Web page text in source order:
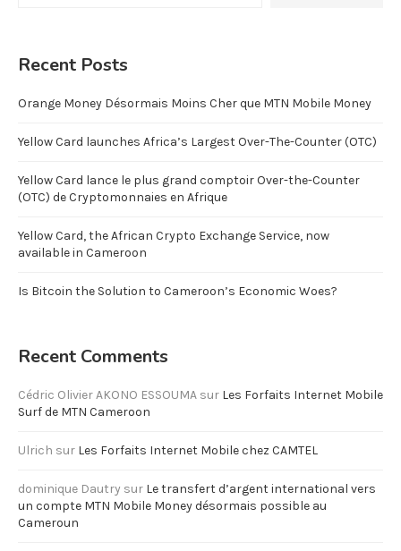
Recent Posts
Orange Money Désormais Moins Cher que MTN Mobile Money
Yellow Card launches Africa’s Largest Over-The-Counter (OTC)
Yellow Card lance le plus grand comptoir Over-the-Counter
(OTC) de Cryptomonnaies en Afrique
Yellow Card, the African Crypto Exchange Service, now
available in Cameroon
Is Bitcoin the Solution to Cameroon’s Economic Woes?
Recent Comments
Cédric Olivier AKONO ESSOUMA sur Les Forfaits Internet Mobile
Surf de MTN Cameroon
Ulrich sur Les Forfaits Internet Mobile chez CAMTEL
dominique Dautry sur Le transfert d’argent international vers
un compte MTN Mobile Money désormais possible au
Cameroun